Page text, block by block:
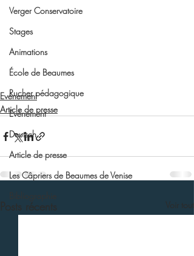
Verger Conservatoire
Stages
Animations
École de Beaumes
Rucher pédagogique
Evénement
Deutsch
Article de presse
Les Câpriers de Beaumes de Venise
Evénement
Article de presse
Posts récents Voir tout